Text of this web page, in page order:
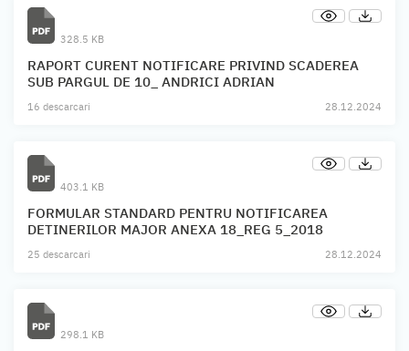
328.5 KB
RAPORT CURENT NOTIFICARE PRIVIND SCADEREA
SUB PARGUL DE 10_ ANDRICI ADRIAN
16 descarcari 28.12.2024
403.1 KB
FORMULAR STANDARD PENTRU NOTIFICAREA
DETINERILOR MAJOR ANEXA 18_REG 5_2018
25 descarcari 28.12.2024
298.1 KB